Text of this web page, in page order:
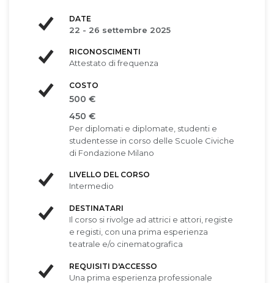
DATE
22 - 26 settembre 2025
RICONOSCIMENTI
Attestato di frequenza
COSTO
500 €
450 €
Per diplomati e diplomate, studenti e
studentesse in corso delle Scuole Civiche
di Fondazione Milano
LIVELLO DEL CORSO
Intermedio
DESTINATARI
Il corso si rivolge ad attrici e attori, registe
e registi, con una prima esperienza
teatrale e/o cinematografica
REQUISITI D'ACCESSO
Una prima esperienza professionale